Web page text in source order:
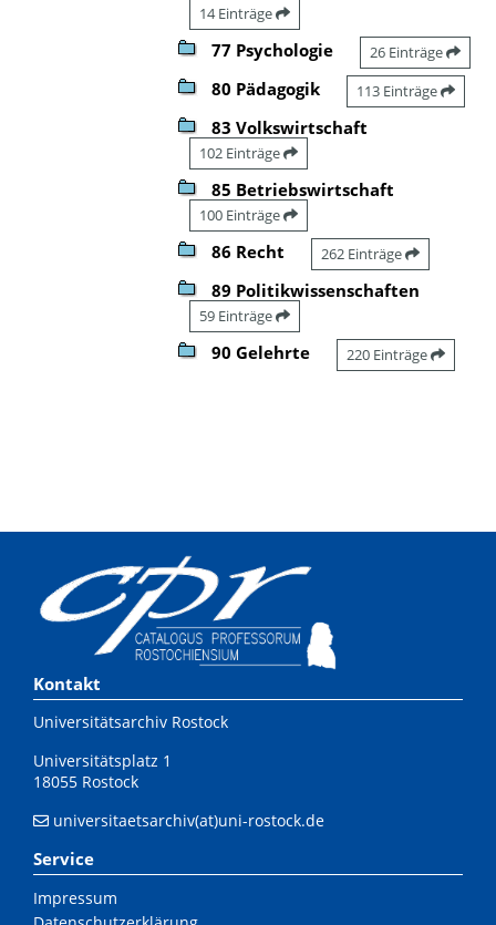
14 Einträge
77 Psychologie 26 Einträge
80 Pädagogik 113 Einträge
83 Volkswirtschaft
102 Einträge
85 Betriebswirtschaft
100 Einträge
86 Recht 262 Einträge
89 Politikwissenschaften
59 Einträge
90 Gelehrte 220 Einträge
Kontakt
Universitätsarchiv Rostock
Universitätsplatz 1
18055 Rostock
universitaetsarchiv(at)uni-rostock.de
Service
Impressum